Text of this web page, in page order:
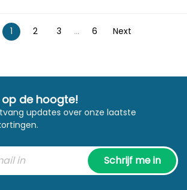
1 2 3 ... 6 Next
de hoogte!
updates over onze laatste
Schrijf me in